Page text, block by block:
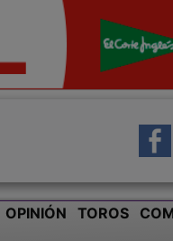
OPINIÓN TOROS